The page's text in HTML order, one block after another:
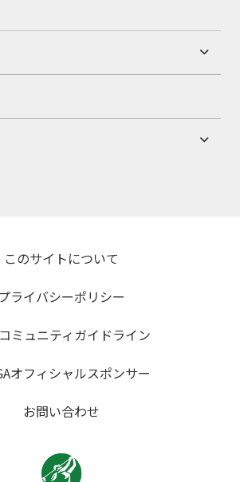
このサイトについて
プライバシーポリシー
ミュニティガイドライン
オフィシャルスポンサー
お問い合わせ